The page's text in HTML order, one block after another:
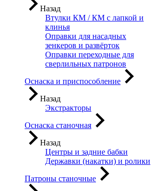
Назад
Втулки КМ / КМ с лапкой и
клинья
Оправки для насадных
зенкеров и развёрток
Оправки переходные для
сверлильных патронов
Оснаска и приспособление
Назад
Экстракторы
Оснаска станочная
Назад
Центры и задние бабки
Державки (накатки) и ролики
Патроны станочные